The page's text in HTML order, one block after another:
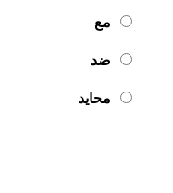
مع
ضد
محايد